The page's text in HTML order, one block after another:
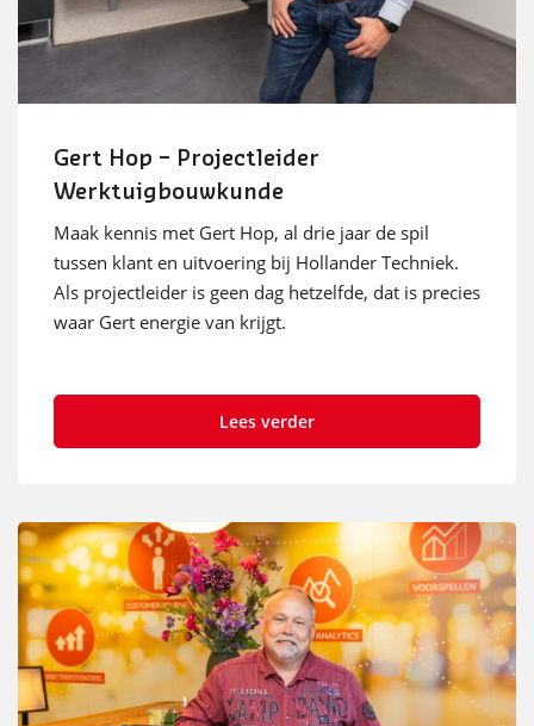
Gert Hop – Projectleider
Werktuigbouwkunde
Maak kennis met Gert Hop, al drie jaar de spil
tussen klant en uitvoering bij Hollander Techniek.
Als projectleider is geen dag hetzelfde, dat is precies
waar Gert energie van krijgt.
Lees verder